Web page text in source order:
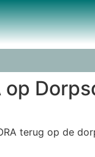
terug op de